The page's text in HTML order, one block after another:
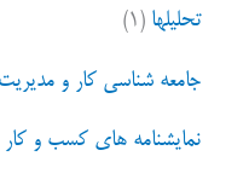
تحلیلها (۱)
جامعه شناسی کار و مدیریت
نمایشنامه های کسب و کار